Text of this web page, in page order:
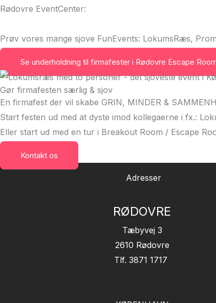
Rødovre EventCenter:
Prøv vores mange sjove FunEvents: LokumsRæs,
Se underholdning til firmafester i Rødovre Escape
Gør firmafesten særlig & sjov
En firmafest der vil skabe GRIN, MINDER &
Start festen ud med at dyste imod kollegaerne i fx.:
Eller start ud med en tur i Breakout Room / Escape
Kontakt os
Adresser
RØDOVRE
Tæbyvej 3
2610 Rødovre
Tlf. 3871 1717